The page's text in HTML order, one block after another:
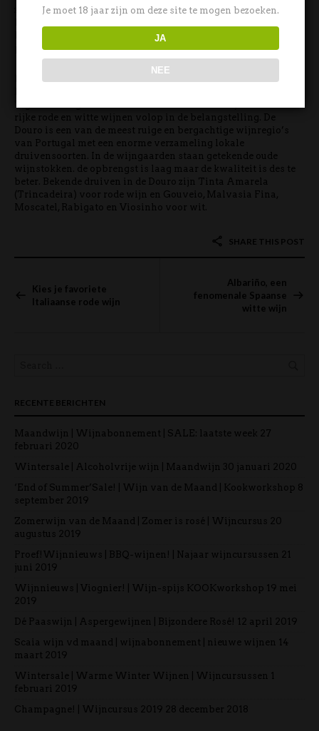
zuurtje van deze witte wijnen terwijl de smaak varieert van
licht, knisperig en aromatisch, vaak gepaard met een licht
prikkelend mondgevoel.
Douro
rijke rode en witte wijnen volop in de belangstelling. De
Douro is een van de meest ruige en bergachtige wijnregio’s
van Portugal met een enorme verzameling lokale
druivensoorten. In de wijngaarden staan getekende oude
wijnstokken. de opbrengst is laag maar de kwaliteit is des te
beter. Bekende druiven in de Douro zijn Tinta Amarela
(Trincadeira) voor rode wijn en Gouveio, Malvasia Fina,
Moscatel, Rabigato en Viosinho voor wit.
SHARE THIS POST
Kies je favoriete
Italiaanse rode wijn
Albariño, een
fenomenale Spaanse
witte wijn
RECENTE BERICHTEN
Maandwijn | Wijnabonnement | SALE: laatste week 27
februari 2020
Wintersale | Alcoholvrije wijn | Maandwijn 30 januari 2020
‘End of Summer’Sale! | Wijn van de Maand | Kookworkshop 8
september 2019
Zomerwijn van de Maand | Zomer is rosé | Wijncursus 20
augustus 2019
Proef!Wijnnieuws | BBQ-wijnen! | Najaar wijncursussen 21
juni 2019
Wijnnieuws | Viognier! | Wijn-spijs KOOKworkshop 19 mei
2019
Dé Paaswijn | Aspergewijnen | Bijzondere Rosé! 12 april 2019
Scaia wijn vd maand | wijnabonnement | nieuwe wijnen 14
maart 2019
Wintersale | Warme Winter Wijnen | Wijncursussen 1
februari 2019
Champagne! | Wijncursus 2019 28 december 2018
Je moet 18 jaar zijn om deze site te mogen bezoeken.
JA
NEE